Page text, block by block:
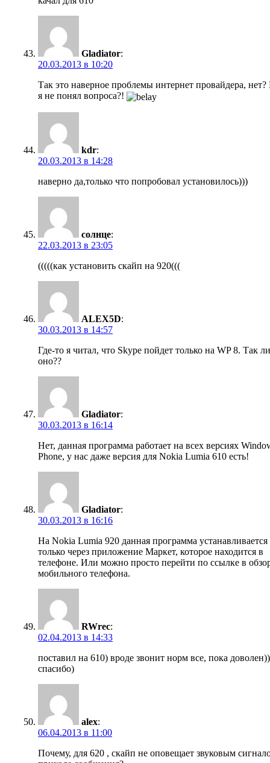
Gladiator:
20.03.2013 в 10:20
Так это наверное проблемы интернет провайдера,
я не понял вопроса?!
kdr:
20.03.2013 в 14:28
наверно да,только что попробовал установилось)))
солнце:
22.03.2013 в 23:05
(((((как установить скайп на 920(((
ALEX5D:
30.03.2013 в 14:57
Где-то я читал, что Skype пойдет только на WP 8. Так ли
оно??
Gladiator:
30.03.2013 в 16:14
Нет, данная программа работает на всех версиях
Phone, у нас даже версия для Nokia Lumia 610 есть!
Gladiator:
30.03.2013 в 16:16
На Nokia Lumia 920 данная программа устанавливается
только через приложение Маркет, которое находится в
телефоне. Или можно просто перейти по ссылке в
мобильного телефона.
RWrec:
02.04.2013 в 14:33
поставил на 610) вроде звонит норм все, пока доволен))
спасибо)
alex:
06.04.2013 в 11:00
Почему, для 620 , скайп не оповещает звуковым